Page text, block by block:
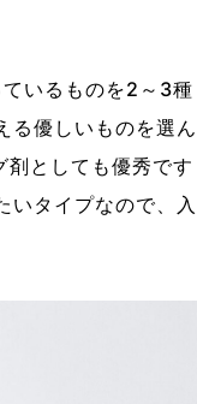
いるものを2～3種
る優しいものを選ん
としても優秀です
いタイプなので、入